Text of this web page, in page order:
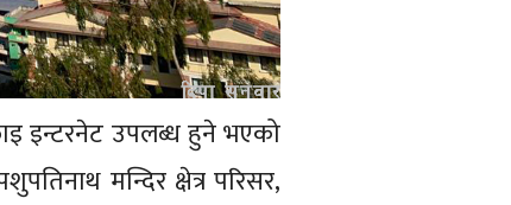
इन्टरनेट उपलब्ध हुने भएको
मन्दिर क्षेत्र परिसर,